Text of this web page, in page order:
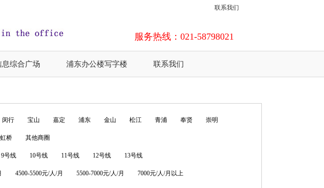
联系我们
服务热线：021-58798021
息综合广场 浦东办公楼写字楼 联系我们
闵行 宝山 嘉定 浦东 金山 松江 青浦 奉贤 崇明
虹桥 其他商圈
9号线 10号线 11号线 12号线 13号线
4500-5500元/人/月 5500-7000元/人/月 7000元/人/月以上